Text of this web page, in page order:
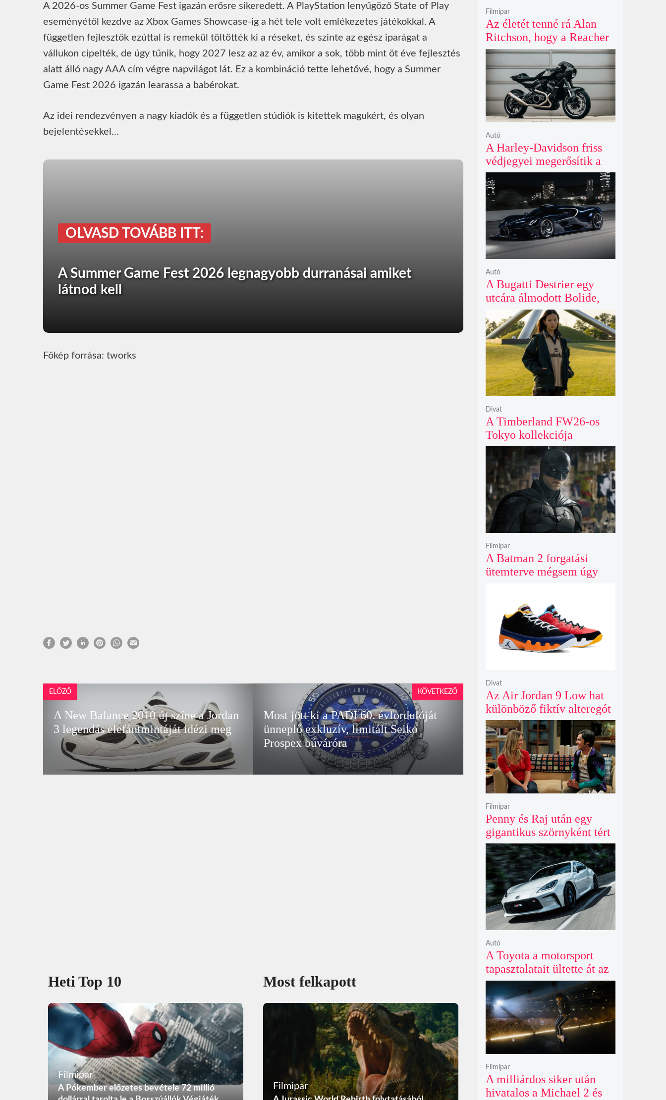
A 2026-os Summer Game Fest igazán erősre sikeredett. A PlayStation lenyűgöző State of Play
eseményétől kezdve az Xbox Games Showcase-ig a hét tele volt emlékezetes játékokkal. A
független fejlesztők ezúttal is remekül töltötték ki a réseket, és szinte az egész iparágat a
vállukon cipelték, de úgy tűnik, hogy 2027 lesz az az év, amikor a sok, több mint öt éve fejlesztés
alatt álló nagy AAA cím végre napvilágot lát. Ez a kombináció tette lehetővé, hogy a Summer
Game Fest 2026 igazán learassa a babérokat.
Az idei rendezvényen a nagy kiadók és a független stúdiók is kitettek magukért, és olyan
bejelentésekkel…
OLVASD TOVÁBB ITT:
A Summer Game Fest 2026 legnagyobb durranásai amiket
látnod kell
Főkép forrása: tworks
ELŐZŐ
A New Balance 2010 új színe a Jordan
3 legendás elefántmintáját idézi meg
Most jött ki a PADI 60. évfordulóját
ünneplő exkluzív, limitált Seiko
Prospex búváróra
KÖVETKEZŐ
Heti Top 10
Filmipar
A Pókember előzetes bevétele 72 millió
Most felkapott
Filmipar
Az életét tenné rá Alan
Ritchson, hogy a Reacher
negyedik évada mindent
felülmúl
Filmipar
A Harley-Davidson friss
védjegyei megerősítik a
lenyűgöző café racer és
flat tracker szériagyártását
Autó
A Bugatti Destrier egy
utcára álmodott Bolide,
ami a pályaautók
brutalitását öltözteti
egyedi karosszériába
Autó
A Timberland FW26-os
Tokyo kollekciója
flanellel, kordbársonnyal
és bőrrel gondolja újra az
időtlen örökséget
Divat
A Batman 2 forgatási
ütemterve mégsem úgy
Filmipar
Az Air Jordan 9 Low hat
különböző fiktív alteregót
gyúr egyetlen őrült
dizájnba
Divat
Penny és Raj után egy
gigantikus szörnyként tért
vissza valaki az
Agymenők legújabb spin-
offjában
Filmipar
A Toyota a motorsport
tapasztalatait ültette át az
új GR86 vezethetőségébe
és biztonságába
Autó
A milliárdos siker után
hivatalos a Michael 2 és
Filmipar